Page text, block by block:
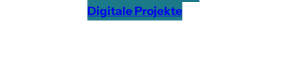
Digitale Projekte